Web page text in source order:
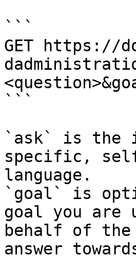
```
GET https://
```
`ask` is the
specific,
language.
`goal` is
goal you are
behalf of
answer